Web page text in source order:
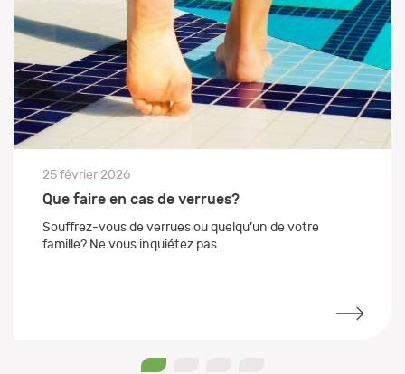
25 février 2026
Que faire en cas de verrues?
Souffrez-vous de verrues ou quelqu’un de votre
famille? Ne vous inquiétez pas.